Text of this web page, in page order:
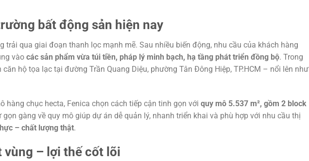
bất động sản hiện nay
trải qua giai đoạn thanh lọc mạnh mẽ. Sau nhiều biến động, nhu cầu của khách hàng
vào các sản phẩm vừa túi tiền, pháp lý minh bạch, hạ tầng phát triển đồng bộ. Trong
căn hộ tọa lạc tại đường Trần Quang Diệu, phường Tân Đông Hiệp, TP.HCM – nổi lên như
hàng chục hecta, Fenica chọn cách tiếp cận tinh gọn với quy mô 5.537 m², gồm 2 block
gọn gàng về quy mô giúp dự án dễ quản lý, nhanh triển khai và phù hợp với nhu cầu thị
– chất lượng thật.
vùng – lợi thế cốt lõi